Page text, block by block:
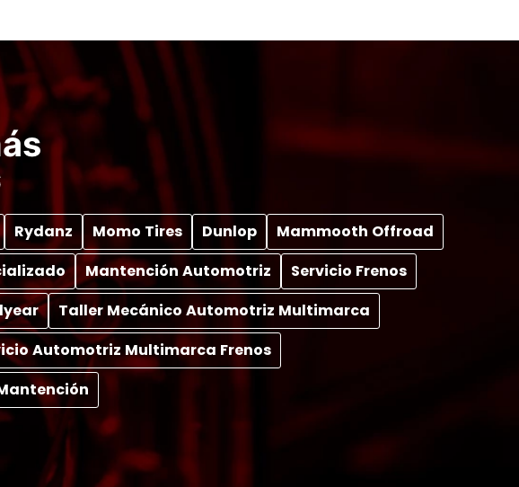
Rydanz Momo Tires Dunlop
Mammooth Offroad
Mantención Automotriz
Servicio Frenos
Taller Mecánico Automotriz Multimarca
Automotriz Multimarca Frenos